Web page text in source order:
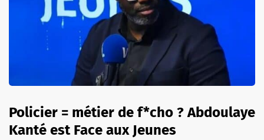
Policier = métier de f*cho ? Abdoulaye
Kanté est Face aux Jeunes